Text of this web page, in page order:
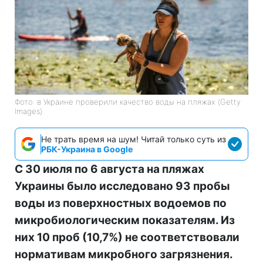
Фото: в Украине проверили качество воды на пляжах (Getty
Images)
Не трать время на шум! Читай только суть из
РБК-Украина в Google
С 30 июля по 6 августа на пляжах
Украины было исследовано 93 пробы
воды из поверхностных водоемов по
микробиологическим показателям. Из
них 10 проб (10,7%) не соответствовали
нормативам микробного загрязнения.